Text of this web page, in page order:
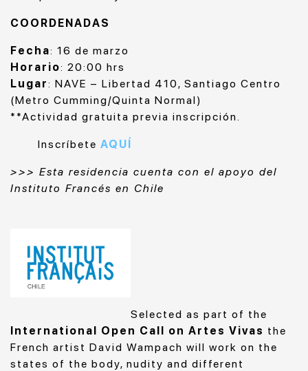
COORDENADAS
Fecha: 16 de marzo
Horario: 20:00 hrs
Lugar: NAVE – Libertad 410, Santiago Centro
(Metro Cumming/Quinta Normal)
**Actividad gratuita previa inscripción.
Inscríbete AQUÍ
>>> Esta residencia cuenta con el apoyo del
Instituto Francés en Chile
Selected as part of the
International Open Call on Artes Vivas the
French artist David Wampach will work on the
states of the body, nudity and different